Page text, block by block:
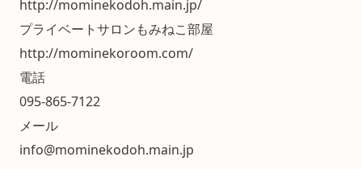
http://mominekodoh.main.jp/
プライベートサロンもみねこ部屋
http://mominekoroom.com/
電話
095-865-7122
メール
info@mominekodoh.main.jp